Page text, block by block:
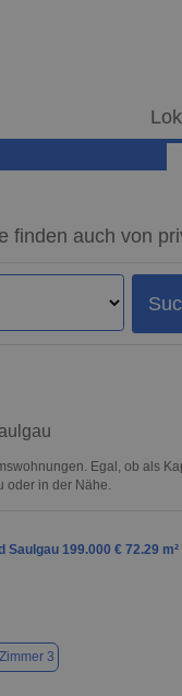
finden auch von
Egal, ob als
oder in der Nähe.
199.000 € 72.29 m²
Zimmer 3